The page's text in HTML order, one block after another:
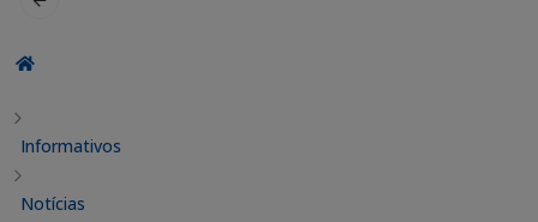
Informativos
Notícias